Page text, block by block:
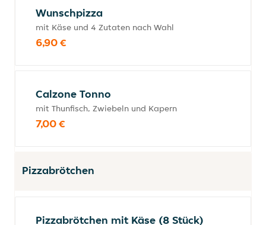
Wunschpizza
mit Käse und 4 Zutaten nach Wahl
6,90 €
Calzone Tonno
mit Thunfisch, Zwiebeln und Kapern
7,00 €
Pizzabrötchen
Pizzabrötchen mit Käse (8 Stück)